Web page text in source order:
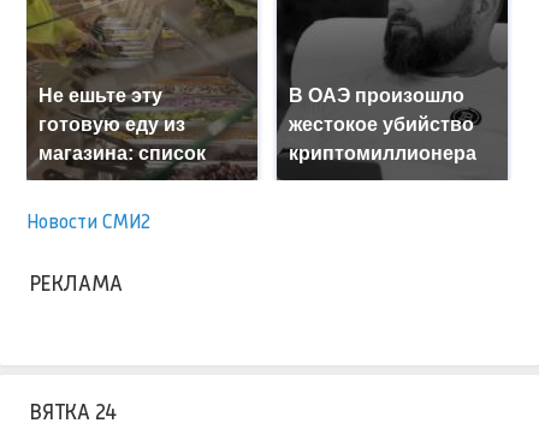
Не ешьте эту
готовую еду из
магазина: список
В ОАЭ произошло
жестокое убийство
криптомиллионера
Новости СМИ2
РЕКЛАМА
ВЯТКА 24